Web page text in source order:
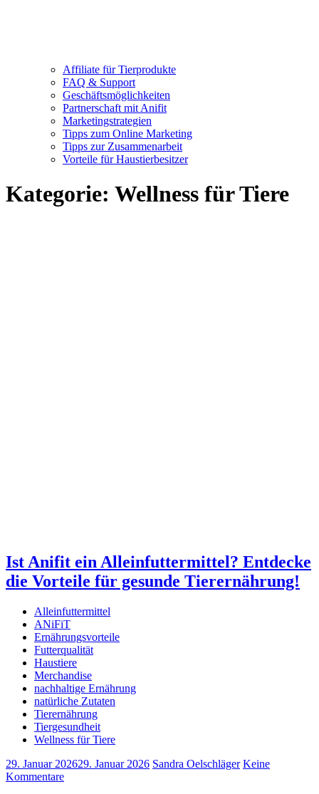
Affiliate für Tierprodukte
FAQ & Support
Geschäftsmöglichkeiten
Partnerschaft mit Anifit
Marketingstrategien
Tipps zum Online Marketing
Tipps zur Zusammenarbeit
Vorteile für Haustierbesitzer
Kategorie: Wellness für Tiere
Ist Anifit ein Alleinfuttermittel? Entdecke
die Vorteile für gesunde Tierernährung!
Alleinfuttermittel
ANiFiT
Ernährungsvorteile
Futterqualität
Haustiere
Merchandise
nachhaltige Ernährung
natürliche Zutaten
Tierernährung
Tiergesundheit
Wellness für Tiere
29. Januar 202629. Januar 2026 Sandra Oelschläger Keine
Kommentare